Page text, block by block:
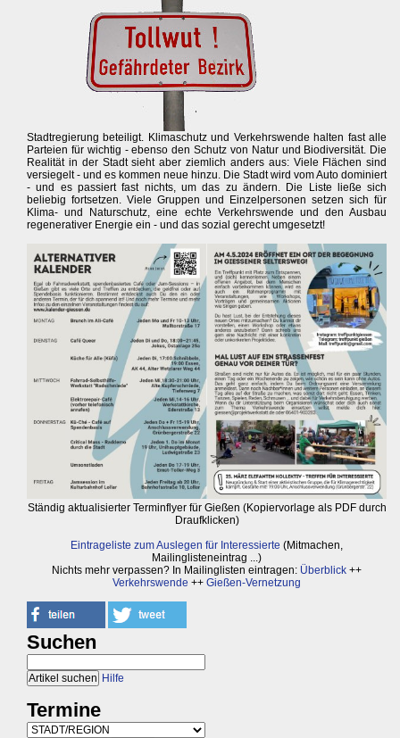
Stadtregierung beteiligt. Klimaschutz und Verkehrswende halten fast alle
Parteien für wichtig - ebenso den Schutz von Natur und Biodiversität. Die
Realität in der Stadt sieht aber ziemlich anders aus: Viele Flächen sind
versiegelt - und es kommen neue hinzu. Die Stadt wird vom Auto dominiert
- und es passiert fast nichts, um das zu ändern. Die Liste ließe sich
beliebig fortsetzen. Viele Gruppen und Einzelpersonen setzen sich für
Klima- und Naturschutz, eine echte Verkehrswende und den Ausbau
regenerativer Energie ein - und das sozial gerecht umgesetzt!
Ständig aktualisierter Terminflyer für Gießen (Kopiervorlage als PDF durch
Draufklicken)
Eintrageliste zum Auslegen für Interessierte (Mitmachen,
Mailinglisteneintrag ...)
Nichts mehr verpassen? In Mailinglisten eintragen: Überblick ++
Verkehrswende ++Gießen-Vernetzung
Suchen
Hilfe
Termine